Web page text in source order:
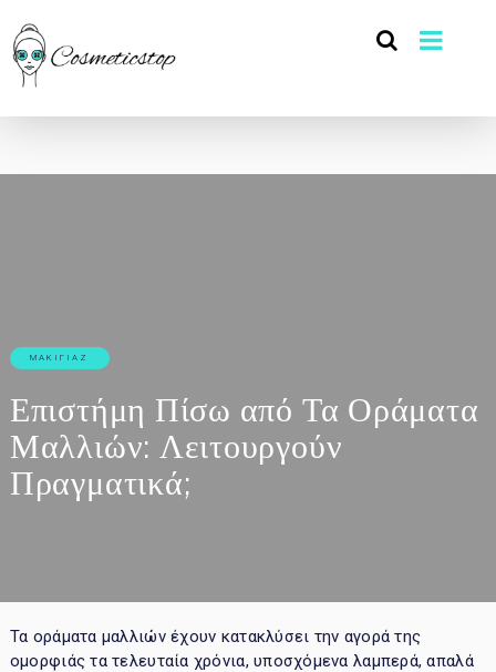
ΜΑΚΙΓΙΆΖ
Επιστήμη Πίσω από Τα Οράματα
Μαλλιών: Λειτουργούν
Πραγματικά;
Τα οράματα μαλλιών έχουν κατακλύσει την αγορά της
ομορφιάς τα τελευταία χρόνια, υποσχόμενα λαμπερά, απαλά